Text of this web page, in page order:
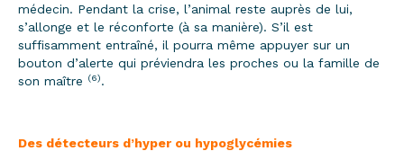
médecin. Pendant la crise, l’animal reste auprès de lui,
s’allonge et le réconforte (à sa manière). S’il est
suffisamment entraîné, il pourra même appuyer sur un
bouton d’alerte qui préviendra les proches ou la famille de
son maître (6).
Des détecteurs d’hyper ou hypoglycémies